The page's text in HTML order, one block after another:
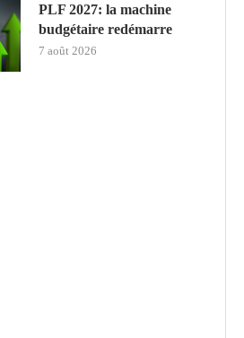
PLF 2027: la machine
budgétaire redémarre
7 août 2026